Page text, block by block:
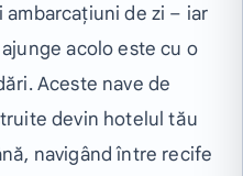
ambarcațiuni de zi – iar
acolo este cu o
Aceste nave de
devin hotelul tău
navigând între recife